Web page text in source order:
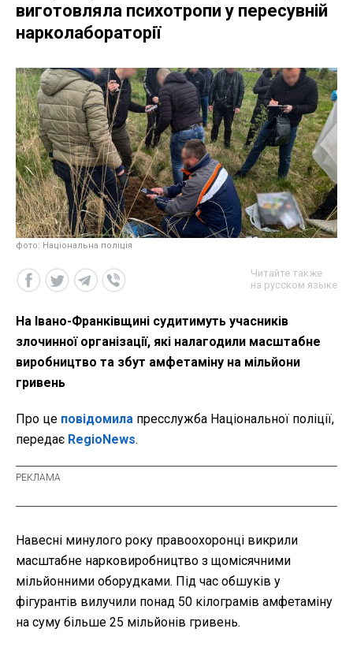
виготовляла психотропи у пересувній
нарколабораторії
фото: Національна поліція
Читайте также
на русском языке
На Івано-Франківщині судитимуть учасників
злочинної організації, які налагодили масштабне
виробництво та збут амфетаміну на мільйони
гривень
Про це повідомила пресслужба Національної поліції,
передає RegioNews.
Навесні минулого року правоохоронці викрили
масштабне нарковиробництво з щомісячними
мільйонними оборудками. Під час обшуків у
фігурантів вилучили понад 50 кілограмів амфетаміну
на суму більше 25 мільйонів гривень.